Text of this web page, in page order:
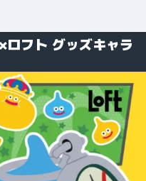
ロフト グッズキャラ